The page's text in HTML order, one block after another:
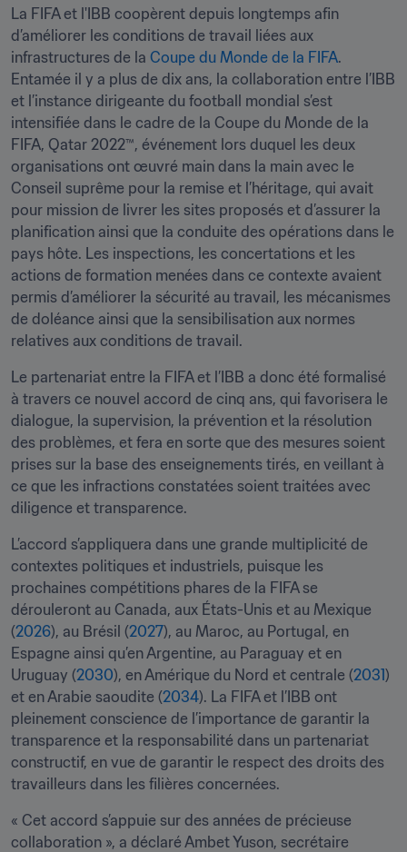
La FIFA et l'IBB coopèrent depuis longtemps afin
d’améliorer les conditions de travail liées aux
infrastructures de la Coupe du Monde de la FIFA.
Entamée il y a plus de dix ans, la collaboration entre l’IBB
et l’instance dirigeante du football mondial s’est
intensifiée dans le cadre de la Coupe du Monde de la
FIFA, Qatar 2022™, événement lors duquel les deux
organisations ont œuvré main dans la main avec le
Conseil suprême pour la remise et l’héritage, qui avait
pour mission de livrer les sites proposés et d’assurer la
planification ainsi que la conduite des opérations dans le
pays hôte. Les inspections, les concertations et les
actions de formation menées dans ce contexte avaient
permis d’améliorer la sécurité au travail, les mécanismes
de doléance ainsi que la sensibilisation aux normes
relatives aux conditions de travail.
Le partenariat entre la FIFA et l’IBB a donc été formalisé
à travers ce nouvel accord de cinq ans, qui favorisera le
dialogue, la supervision, la prévention et la résolution
des problèmes, et fera en sorte que des mesures soient
prises sur la base des enseignements tirés, en veillant à
ce que les infractions constatées soient traitées avec
diligence et transparence.
L’accord s’appliquera dans une grande multiplicité de
contextes politiques et industriels, puisque les
prochaines compétitions phares de la FIFA se
dérouleront au Canada, aux États-Unis et au Mexique
(2026), au Brésil (2027), au Maroc, au Portugal, en
Espagne ainsi qu’en Argentine, au Paraguay et en
Uruguay (2030), en Amérique du Nord et centrale (2031)
et en Arabie saoudite (2034). La FIFA et l’IBB ont
pleinement conscience de l’importance de garantir la
transparence et la responsabilité dans un partenariat
constructif, en vue de garantir le respect des droits des
travailleurs dans les filières concernées.
« Cet accord s’appuie sur des années de précieuse
collaboration », a déclaré Ambet Yuson, secrétaire